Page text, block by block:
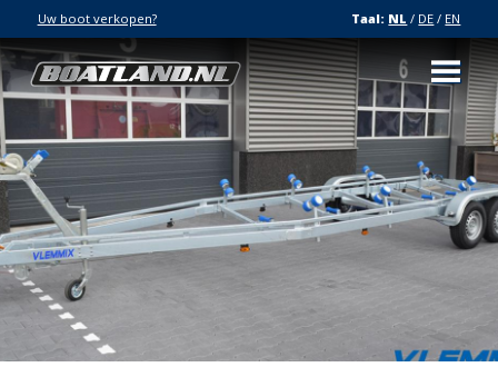
Uw boot verkopen? Taal: NL / DE / EN